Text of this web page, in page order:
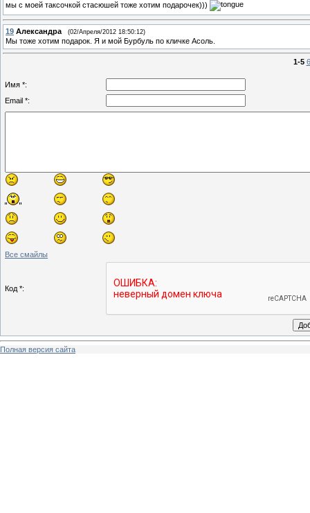
мы с моей таксочкой стасюшей тоже хотим подарочек)))
19 Александра (02/Апреля/2012 18:50:12)
Мы тоже хотим подарок. Я и мой Бурбуль по кличке Асоль.
1-5
Имя *:
Email *:
Все смайлы
Код *:
Полная версия сайта